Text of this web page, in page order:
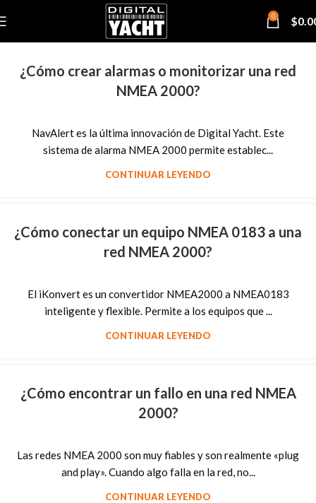
0 $
¿Cómo crear alarmas o monitorizar una red
NMEA 2000?
NavAlert es la última innovación de Digital Yacht. Este
sistema de alarma NMEA 2000 permite establec...
CONTINUAR LEYENDO
¿Cómo conectar un equipo NMEA 0183 a una
red NMEA 2000?
El iKonvert es un convertidor NMEA2000 a NMEA0183
inteligente y flexible. Permite a los equipos que ...
CONTINUAR LEYENDO
¿Cómo encontrar un fallo en una red NMEA
2000?
Las redes NMEA 2000 son muy fiables y son realmente «plug
and play». Cuando algo falla en la red, no...
CONTINUAR LEYENDO